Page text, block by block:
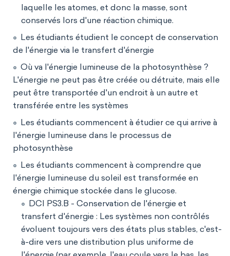
laquelle les atomes, et donc la masse, sont
conservés lors d'une réaction chimique.
Les étudiants étudient le concept de conservation
de l'énergie via le transfert d'énergie
Où va l'énergie lumineuse de la photosynthèse ?
L'énergie ne peut pas être créée ou détruite, mais elle
peut être transportée d'un endroit à un autre et
transférée entre les systèmes
Les étudiants commencent à étudier ce qui arrive à
l'énergie lumineuse dans le processus de
photosynthèse
Les étudiants commencent à comprendre que
l'énergie lumineuse du soleil est transformée en
énergie chimique stockée dans le glucose.
DCI PS3.B - Conservation de l'énergie et
transfert d'énergie : Les systèmes non contrôlés
évoluent toujours vers des états plus stables, c'est-
à-dire vers une distribution plus uniforme de